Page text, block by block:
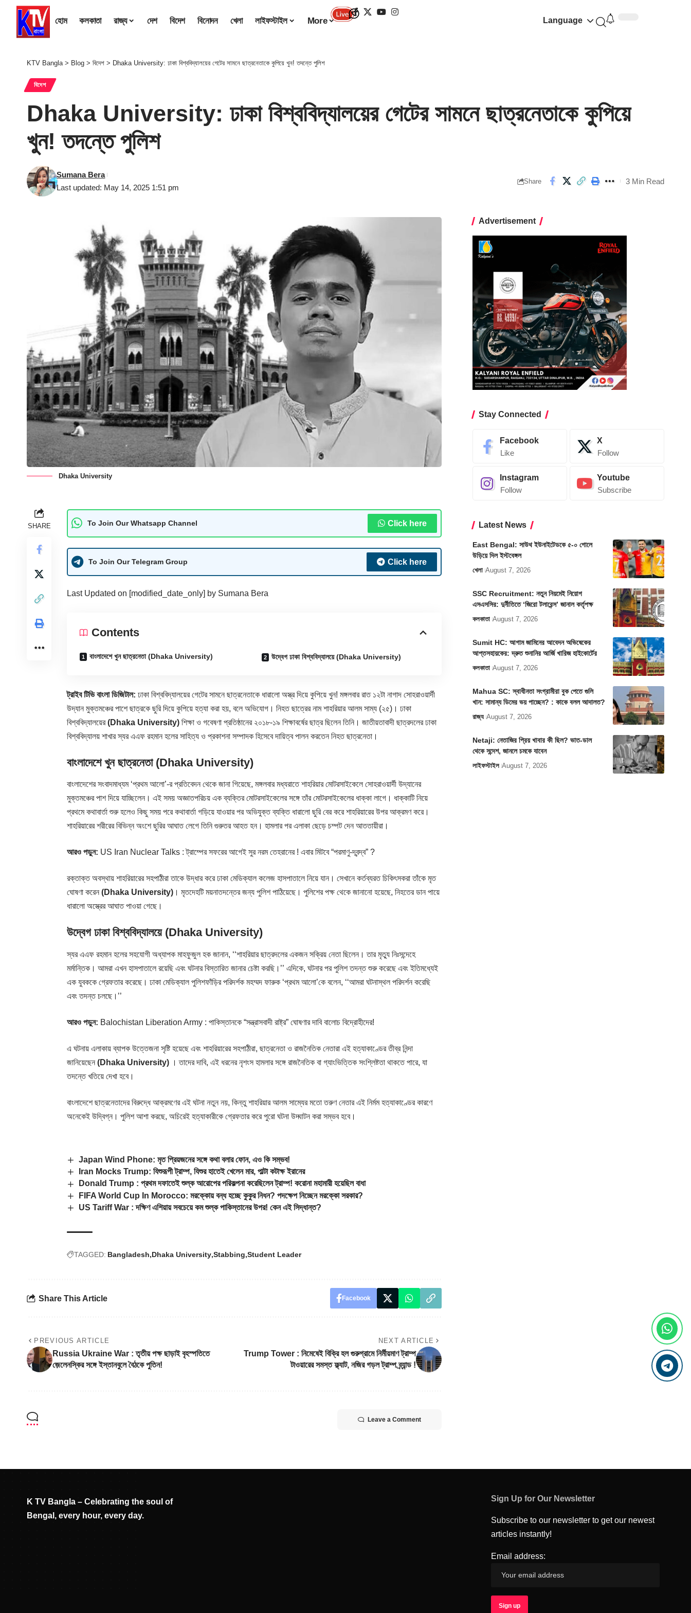
হোম কলকাতা রাজ্য দেশ বিদেশ বিনোদন খেলা লাইফস্টাইল More Language
KTV Bangla> Blog > বিদেশ > Dhaka University: ঢাকা বিশ্ববিদ্যালয়ের গেটের সামনে ছাত্রনেতাকে কুপিয়ে খুন! তদন্তে পুলিশ
বিদেশ
Dhaka University: ঢাকা বিশ্ববিদ্যালয়ের গেটের সামনে ছাত্রনেতাকে কুপিয়ে
খুন! তদন্তে পুলিশ
Last updated: May 14, 2025 1:51 pm
Sumana Bera
Share 3 Min Read
Dhaka University
SHARE To Join Our Whatsapp Channel Click here
To Join Our Telegram Group Click here
Last Updated on [modified_date_only] by Sumana Bera
Contents
বাংলাদেশে খুন ছাত্রনেতা (Dhaka University) উদ্বেগ ঢাকা বিশ্ববিদ্যালয়ে (Dhaka University)
ট্রাইব টিভি বাংলা ডিজিটাল: ঢাকা বিশ্ববিদ্যালয়ের গেটের সামনে ছাত্রনেতাকে ধারালো অস্ত্র দিয়ে কুপিয়ে খুন! মঙ্গলবার রাত ১২টা নাগাদ সোহরাওয়ার্দী
উদ্যান মুক্তমঞ্চের পাশে ছাত্রকে ছুরি দিয়ে কুপিয়ে হত্যা করা হয়, বলে অভিযোগ। নিহত ছাত্রের নাম শাহরিয়ার আলম সাম্য (২৫)। ঢাকা
বিশ্ববিদ্যালয়ের(Dhaka University) শিক্ষা ও গবেষণা প্রতিষ্ঠানের ২০১৮-১৯ শিক্ষাবর্ষের ছাত্র ছিলেন তিনি। জাতীয়তাবাদী ছাত্রদলের ঢাকা
বিশ্ববিদ্যালয় শাখার স্যর এএফ রহমান হলের সাহিত্য ও প্রকাশনা সম্পাদক হিসেবে দায়িত্ব পালন করতেন নিহত ছাত্রনেতা।
বাংলাদেশে খুন ছাত্রনেতা (Dhaka University)
বাংলাদেশের সংবাদমাধ্যম ‘প্রথম আলো’-র প্রতিবেদন থেকে জানা গিয়েছে, মঙ্গলবার মধ্যরাতে শাহরিয়ার মোটরসাইকেলে সোহরাওয়ার্দী উদ্যানের
মুক্তমঞ্চের পাশ দিয়ে যাচ্ছিলেন। এই সময় অজ্ঞাতপরিচয় এক ব্যক্তির মোটরসাইকেলের সঙ্গে তাঁর মোটরসাইকেলের ধাক্কা লাগে। ধাক্কাটি নিয়ে
প্রথমে কথাবার্তা শুরু হলেও কিছু সময় পরে কথাবার্তা গড়িয়ে যাওয়ার পর অভিযুক্ত ব্যক্তি ধারালো ছুরি বের করে শাহরিয়ারের উপর আক্রমণ করে।
শাহরিয়ারের শরীরের বিভিন্ন অংশে ছুরির আঘাত লেগে তিনি গুরুতর আহত হন। হামলার পর এলাকা ছেড়ে চম্পট দেন আততায়ীরা।
আরও পড়ুন: US Iran Nuclear Talks : ট্রাম্পের সফরের আগেই সুর নরম তেহরানের ! এবার মিটবে “পরমাণু-দ্বন্দ্ব” ?
রক্তাক্ত অবস্থায় শাহরিয়ারের সহপাঠীরা তাকে উদ্ধার করে ঢাকা মেডিক্যাল কলেজ হাসপাতালে নিয়ে যান। সেখানে কর্তব্যরত চিকিৎসকরা তাঁকে মৃত
ঘোষণা করেন (Dhaka University) । মৃতদেহটি ময়নাতদন্তের জন্য পুলিশ পাঠিয়েছে। পুলিশের পক্ষ থেকে জানানো হয়েছে, নিহতের ডান পায়ে
ধারালো অস্ত্রের আঘাত পাওয়া গেছে।
উদ্বেগ ঢাকা বিশ্ববিদ্যালয়ে (Dhaka University)
স্যর এএফ রহমান হলের সহযোগী অধ্যাপক মাহফুজুল হক জানান, ‘‘শাহরিয়ার ছাত্রদলের একজন সক্রিয় নেতা ছিলেন। তার মৃত্যু নিঃসন্দেহে
মর্মান্তিক। আমরা এখন হাসপাতালে রয়েছি এবং ঘটনার বিস্তারিত জানার চেষ্টা করছি।’’ এদিকে, ঘটনার পর পুলিশ তদন্ত শুরু করেছে এবং ইতিমধ্যেই
এক যুবককে গ্রেফতার করেছে। ঢাকা মেডিক্যাল পুলিশফাঁড়ির পরিদর্শক মহম্মদ ফারুক ‘প্রথম আলো’কে বলেন, ‘‘আমরা ঘটনাস্থল পরিদর্শন করেছি
এবং তদন্ত চলছে।’’
আরও পড়ুন: Balochistan Liberation Army : পাকিস্তানকে “সন্ত্রাসবাদী রাষ্ট্র” ঘোষণার দাবি বালোচ বিদ্রোহীদের!
এ ঘটনায় এলাকায় ব্যাপক উত্তেজনা সৃষ্টি হয়েছে এবং শাহরিয়ারের সহপাঠীরা, ছাত্রনেতা ও রাজনৈতিক নেতারা এই হত্যাকাণ্ডের তীব্র নিন্দা
জানিয়েছেন (Dhaka University) । তাদের দাবি, এই ধরনের নৃশংস হামলার সঙ্গে রাজনৈতিক বা গ্যাংভিত্তিক সংশ্লিষ্টতা থাকতে পারে, যা
তদন্তে খতিয়ে দেখা হবে।
বাংলাদেশে ছাত্রনেতাদের বিরুদ্ধে আক্রমণের এই ঘটনা নতুন নয়, কিন্তু শাহরিয়ার আলম সাম্যের মতো তরুণ নেতার এই নির্মম হত্যাকাণ্ডের কারণে
অনেকেই উদ্বিগ্ন। পুলিশ আশা করছে, অচিরেই হত্যাকারীকে গ্রেফতার করে পুরো ঘটনা উদ্ঘাটন করা সম্ভব হবে।
Japan Wind Phone: মৃত প্রিয়জনের সঙ্গে কথা বলার ফোন, এও কি সম্ভব!
Iran Mocks Trump: যিশুরূপী ট্রাম্প, যিশুর হাতেই খেলেন মার, পাল্টা কটাক্ষ ইরানের
Donald Trump : প্রথম দফাতেই শুল্ক আরোপের পরিকল্পনা করেছিলেন ট্রাম্প! করোনা মহামারী হয়েছিল বাধা
FIFA World Cup In Morocco: মরক্কোয় বন্ধ হচ্ছে কুকুর নিধন? পদক্ষেপ নিচ্ছেন মরক্কো সরকার?
US Tariff War : দক্ষিণ এশিয়ায় সবচেয়ে কম শুল্ক পাকিস্তানের উপর! কেন এই সিদ্ধান্ত?
TAGGED: Bangladesh Dhaka University Stabbing Student Leader
Share This Article Facebook
PREVIOUS ARTICLE
Russia Ukraine War : তৃতীয় পক্ষ ছাড়াই বৃহস্পতিতে
জ়েলেনস্কির সঙ্গে ইস্তানবুলে বৈঠকে পুতিন!
NEXT ARTICLE
Trump Tower : নিমেষেই বিক্রি হল গুরুগ্রামে নির্মীয়মাণ ট্রাম্প
টাওয়ারের সমস্ত ফ্ল্যাট, নজির গড়ল ট্রাম্প ব্র্যান্ড !
Leave a Comment
Advertisement
Stay Connected
Facebook
Like
X
Follow
Instagram
Follow
Youtube
Subscribe
Latest News
East Bengal: সাউথ ইউনাইটেডকে ৫-০ গোলে
উড়িয়ে দিল ইস্টবেঙ্গল
খেলা August 7, 2026
SSC Recruitment: নতুন নিয়মেই নিয়োগ
এসএসসির: দুর্নীতিতে ‘জিরো টলারেন্স’ জানাল কর্তৃপক্ষ
কলকাতা August 7, 2026
Sumit HC: আগাম জামিনের আবেদন অভিষেকের
আপ্তসহায়কের: দ্রুত শুনানির আর্জি খারিজ হাইকোর্টের
কলকাতা August 7, 2026
Mahua SC: স্বাধীনতা সংগ্রামীরা বুক পেতে গুলি
খান: সামান্য ডিমের ভয় পাচ্ছেন? : কাকে বলল আদালত?
রাজ্য August 7, 2026
Netaji: নেতাজির প্রিয় খাবার কী ছিল? ভাত-ডাল
থেকে সন্দেশ, জানলে চমকে যাবেন
লাইফস্টাইল August 7, 2026
K TV Bangla – Celebrating the soul of
Bengal, every hour, every day.
Sign Up for Our Newsletter
Subscribe to our newsletter to get our newest
articles instantly!
Email address: